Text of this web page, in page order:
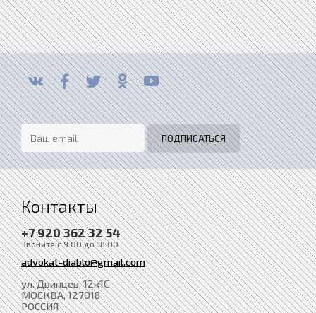
Контакты
+7 920 362 32 54
Звоните с 9:00 до 18:00
advokat-diablo@gmail.com
ул. Двинцев, 12к1С
МОСКВА, 127018
РОССИЯ